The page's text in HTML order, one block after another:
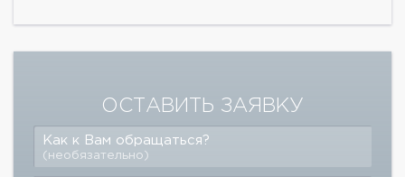
ОСТАВИТЬ ЗАЯВКУ
Как к Вам обращаться?
(необязательно)